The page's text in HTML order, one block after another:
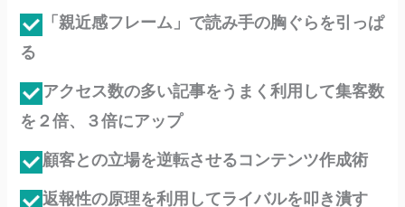
「親近感フレーム」で読み手の胸ぐらを引っぱ
る
アクセス数の多い記事をうまく利用して集客数
を２倍、３倍にアップ
顧客との立場を逆転させるコンテンツ作成術
返報性の原理を利用してライバルを叩き潰す